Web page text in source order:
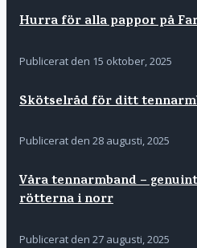
Hurra för alla pappor på
Publicerat den 15 oktober, 2025
Skötselråd för ditt
Publicerat den 28 augusti, 2025
Våra tennarmband –
rötterna i norr
Publicerat den 27 augusti, 2025